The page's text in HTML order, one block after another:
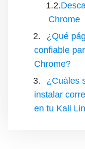
Chrome
¿Qué
confiable
Chrome?
¿Cuáles
instalar
en tu Kali